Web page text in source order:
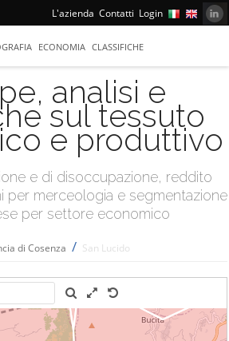
L'azienda Contatti Login
ECONOMIA CLASSIFICHE
analisi e
sul tessuto
e produttivo
e di disoccupazione, reddito
per merceologia e segmentazione
per settore economico
di Cosenza / San Lucido